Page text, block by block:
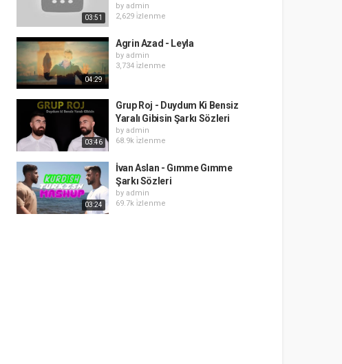
03:51
by admin
2,629 i̇zlenme
04:29
Agrin Azad - Leyla
by admin
3,734 i̇zlenme
03:46
Grup Roj - Duydum Ki Bensiz
Yaralı Gibisin Şarkı Sözleri
by admin
68.9k i̇zlenme
03:24
İvan Aslan - Gımme Gımme
Şarkı Sözleri
by admin
69.7k i̇zlenme